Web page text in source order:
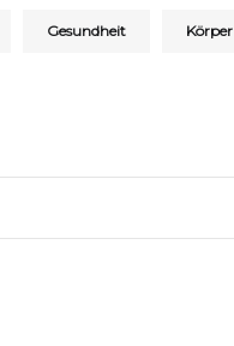
Gesundheit Körper